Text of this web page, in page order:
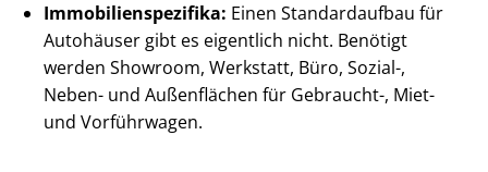
Im­mo­bi­li­en­spe­zi­fi­ka: Einen Standardaufbau für
Autohäuser gibt es eigentlich nicht. Benötigt
werden Showroom, Werkstatt, Büro, Sozial-,
Neben- und Außenflächen für Gebraucht-, Miet-
und Vorführwagen.